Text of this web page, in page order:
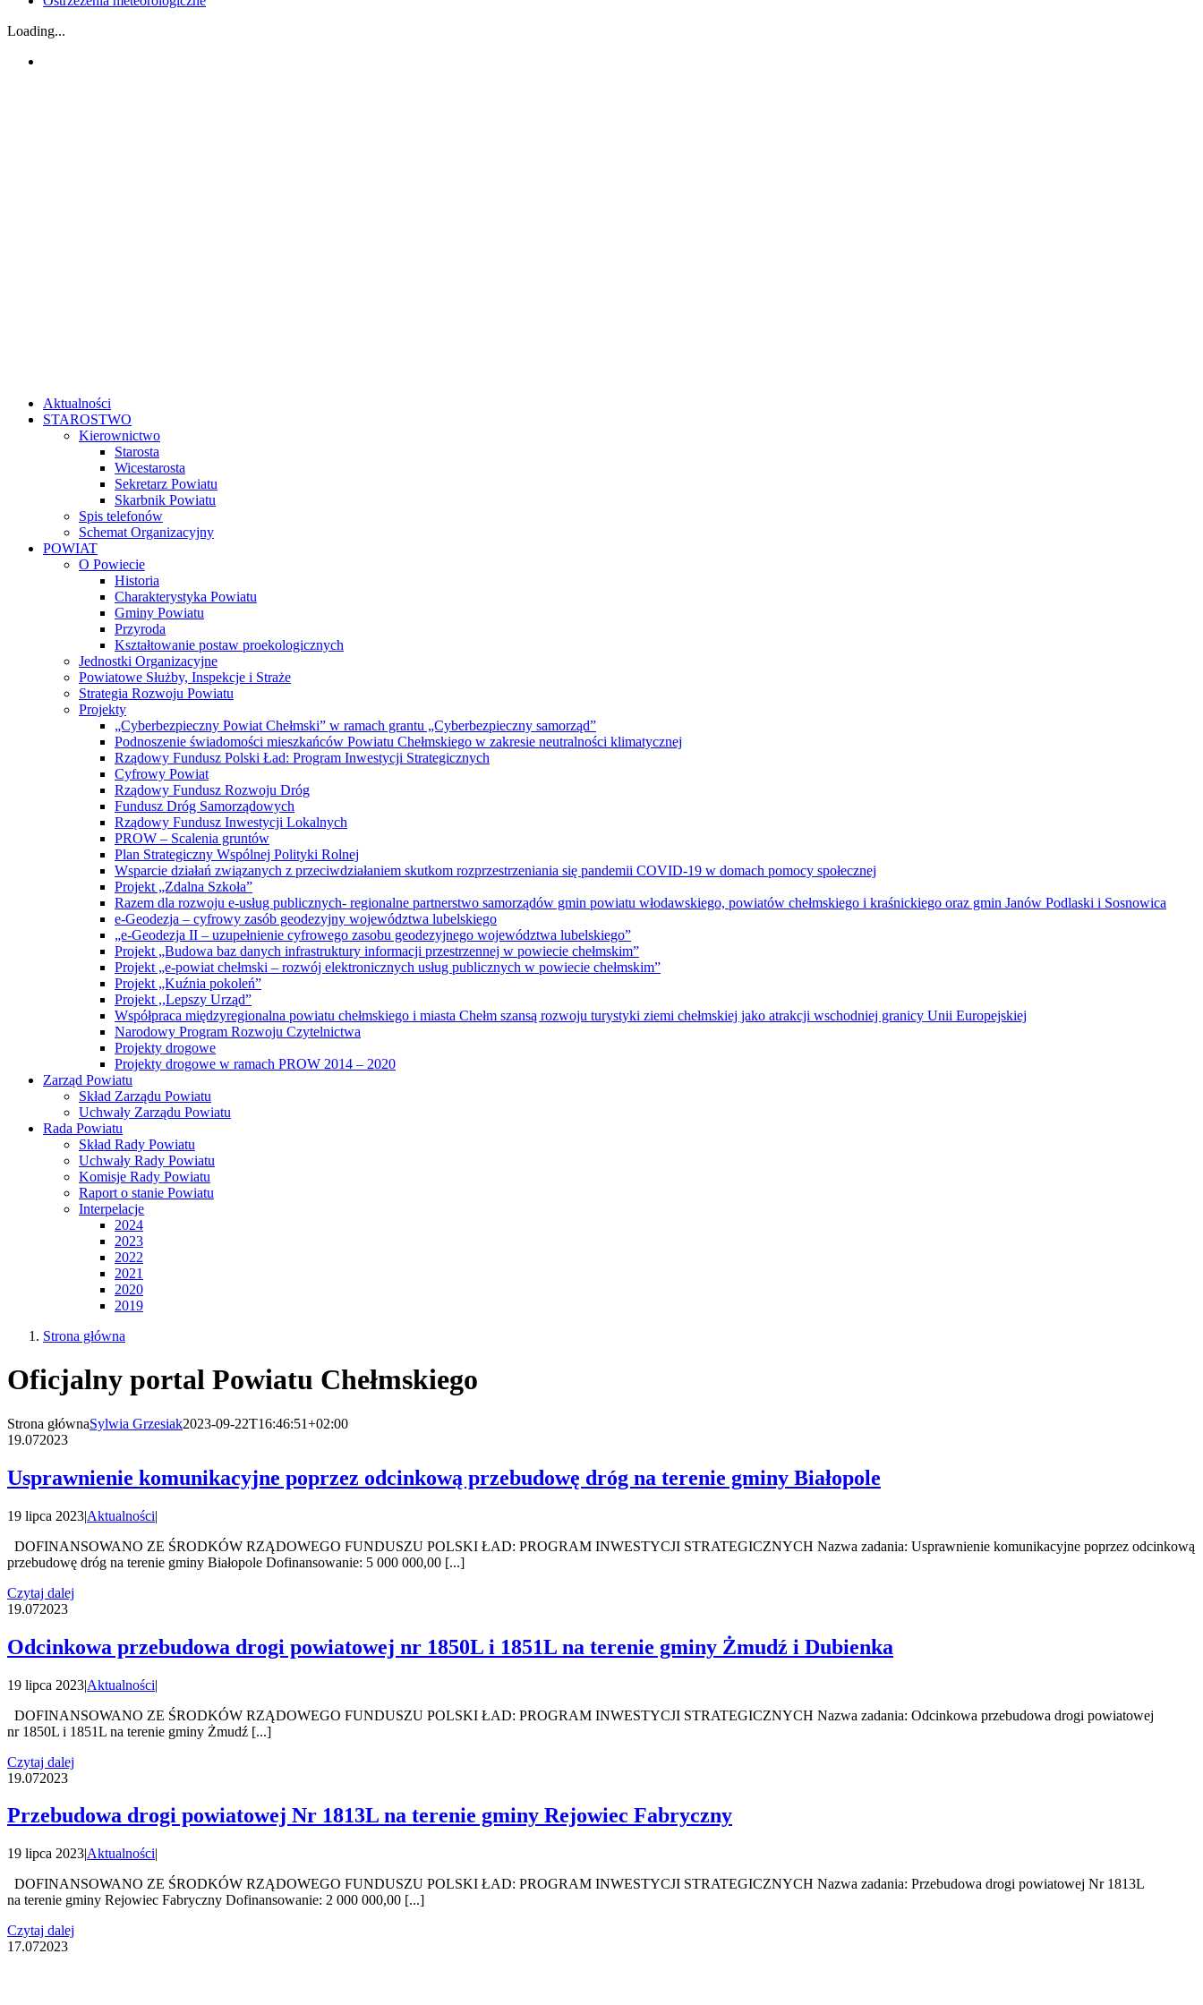
Loading...
Aktualności
STAROSTWO
Kierownictwo
Starosta
Wicestarosta
Sekretarz Powiatu
Skarbnik Powiatu
Spis telefonów
Schemat Organizacyjny
POWIAT
O Powiecie
Historia
Charakterystyka Powiatu
Gminy Powiatu
Przyroda
Kształtowanie postaw proekologicznych
Jednostki Organizacyjne
Powiatowe Służby, Inspekcje i Straże
Strategia Rozwoju Powiatu
Projekty
„Cyberbezpieczny Powiat Chełmski” w ramach grantu „Cyberbezpieczny samorząd”
Podnoszenie świadomości mieszkańców Powiatu Chełmskiego w zakresie neutralności klimatycznej
Rządowy Fundusz Polski Ład: Program Inwestycji Strategicznych
Cyfrowy Powiat
Rządowy Fundusz Rozwoju Dróg
Fundusz Dróg Samorządowych
Rządowy Fundusz Inwestycji Lokalnych
PROW – Scalenia gruntów
Plan Strategiczny Wspólnej Polityki Rolnej
Wsparcie działań związanych z przeciwdziałaniem skutkom rozprzestrzeniania się pandemii COVID-19 w domach pomocy społecznej
Projekt „Zdalna Szkoła”
Razem dla rozwoju e-usług publicznych- regionalne partnerstwo samorządów gmin powiatu włodawskiego, powiatów chełmskiego i kraśnickiego oraz gmin Janów Podlaski i Sosnowica
e-Geodezja – cyfrowy zasób geodezyjny województwa lubelskiego
„e-Geodezja II – uzupełnienie cyfrowego zasobu geodezyjnego województwa lubelskiego”
Projekt „Budowa baz danych infrastruktury informacji przestrzennej w powiecie chełmskim”
Projekt „e-powiat chełmski – rozwój elektronicznych usług publicznych w powiecie chełmskim”
Projekt „Kuźnia pokoleń”
Projekt ,,Lepszy Urząd”
Współpraca międzyregionalna powiatu chełmskiego i miasta Chełm szansą rozwoju turystyki ziemi chełmskiej jako atrakcji wschodniej granicy Unii Europejskiej
Narodowy Program Rozwoju Czytelnictwa
Projekty drogowe
Projekty drogowe w ramach PROW 2014 – 2020
Zarząd Powiatu
Skład Zarządu Powiatu
Uchwały Zarządu Powiatu
Rada Powiatu
Skład Rady Powiatu
Uchwały Rady Powiatu
Komisje Rady Powiatu
Raport o stanie Powiatu
Interpelacje
2024
2023
2022
2021
2020
2019
Strona główna
Oficjalny portal Powiatu Chełmskiego
Strona głównaSylwia Grzesiak2023-09-22T16:46:51+02:00
19.072023
Usprawnienie komunikacyjne poprzez odcinkową przebudowę dróg na terenie gminy Białopole
19 lipca 2023|Aktualności|
DOFINANSOWANO ZE ŚRODKÓW RZĄDOWEGO FUNDUSZU POLSKI ŁAD: PROGRAM INWESTYCJI STRATEGICZNYCH Nazwa zadania: Usprawnienie komunikacyjne poprzez odcinkową
przebudowę dróg na terenie gminy Białopole Dofinansowanie: 5 000 000,00 [...]
Czytaj dalej
19.072023
Odcinkowa przebudowa drogi powiatowej nr 1850L i 1851L na terenie gminy Żmudź i Dubienka
19 lipca 2023|Aktualności|
DOFINANSOWANO ZE ŚRODKÓW RZĄDOWEGO FUNDUSZU POLSKI ŁAD: PROGRAM INWESTYCJI STRATEGICZNYCH Nazwa zadania: Odcinkowa przebudowa drogi powiatowej
nr 1850L i 1851L na terenie gminy Żmudź [...]
Czytaj dalej
19.072023
Przebudowa drogi powiatowej Nr 1813L na terenie gminy Rejowiec Fabryczny
19 lipca 2023|Aktualności|
DOFINANSOWANO ZE ŚRODKÓW RZĄDOWEGO FUNDUSZU POLSKI ŁAD: PROGRAM INWESTYCJI STRATEGICZNYCH Nazwa zadania: Przebudowa drogi powiatowej Nr 1813L
na terenie gminy Rejowiec Fabryczny Dofinansowanie: 2 000 000,00 [...]
Czytaj dalej
17.072023